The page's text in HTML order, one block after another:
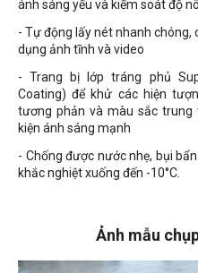
ánh sáng yếu và kiểm soát độ
- Tự động lấy nét nhanh
dụng ảnh tĩnh và video
- Trang bị lớp tráng phủ
Coating) để khử các hiện
tương phản và màu sắc trung
kiện ánh sáng mạnh
- Chống được nước nhẹ, bụi
khắc nghiệt xuống đến -10°C.
Ảnh mẫu